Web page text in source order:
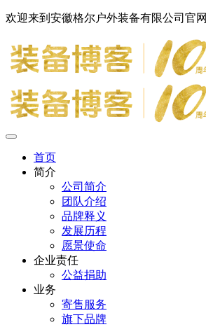
欢迎来到安徽格尔户外装备有限公司官网
首页
简介
公司简介
团队介绍
品牌释义
发展历程
愿景使命
企业责任
公益捐助
业务
寄售服务
旗下品牌